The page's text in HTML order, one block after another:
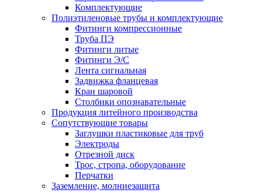
Комплектующие
Полиэтиленовые трубы и комплектующие
Фитинги компрессионные
Труба ПЭ
Фитинги литые
Фитинги Э/С
Лента сигнальная
Задвижка фланцевая
Кран шаровой
Столбики опознавательные
Продукция литейного производства
Сопутствующие товары
Заглушки пластиковые для труб
Электроды
Отрезной диск
Трос, стропа, оборудование
Перчатки
Заземление, молниезащита